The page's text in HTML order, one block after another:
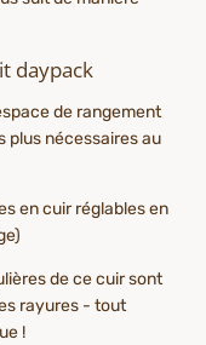
daypack
de rangement
plus nécessaires au
en cuir réglables en
de ce cuir sont
rayures - tout
!